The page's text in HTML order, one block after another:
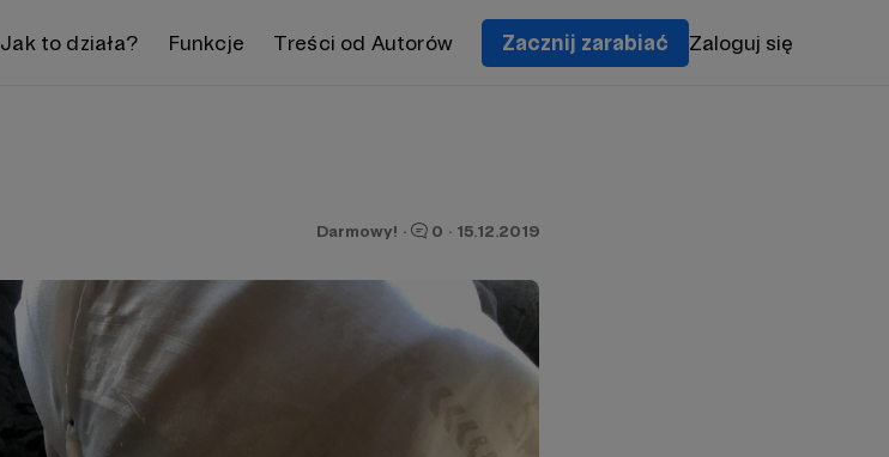
Jak to działa? Funkcje Treści od Autorów Zacznij zarabiać Zaloguj się
Darmowy! · 0 · 15.12.2019